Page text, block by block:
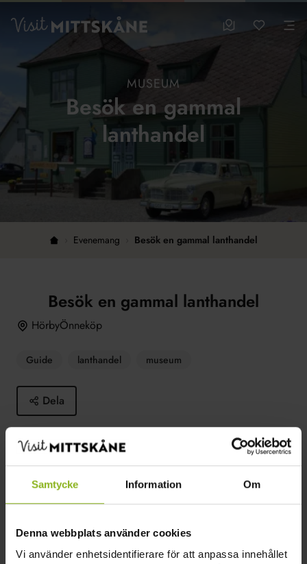
Samtycke Information Om
Denna webbplats använder cookies
Vi använder enhetsidentifierare för att anpassa innehållet
Hoppa till huvudinnehållet
Visit MittSkåne
BesöksmålMina
MUSEUM
Besök en gammal
lanthandel
Hem Evenemang Besök en gammal lanthandel
Besök en gammal lanthandel
HörbyÖnneköp
Guide lanthandel museum
Dela
I Önneköp kan du besöka en liten pärla, en gammal
lanthandel som sovit en törnrosasömn.
Se mer